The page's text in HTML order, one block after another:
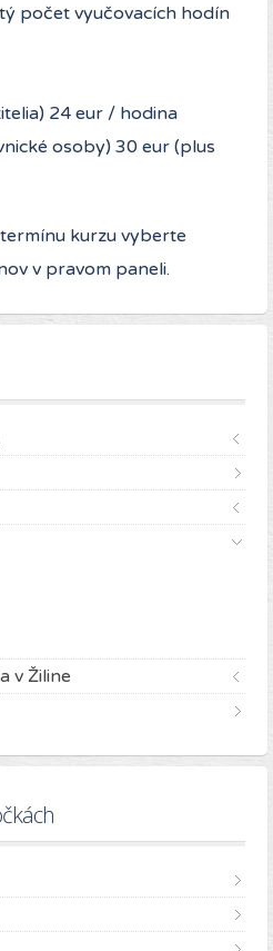
počet vyučovacích hodín
24 eur / hodina
osoby) 30 eur (plus
kurzu vyberte
v pravom paneli.
v Žiline